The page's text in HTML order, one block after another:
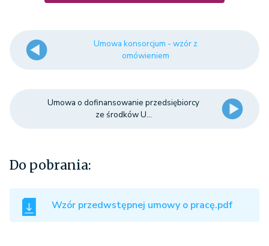
Umowa konsorcjum - wzór z
omówieniem
Umowa o dofinansowanie przedsiębiorcy
ze środków U...
Do pobrania:
Wzór przedwstępnej umowy o pracę.pdf